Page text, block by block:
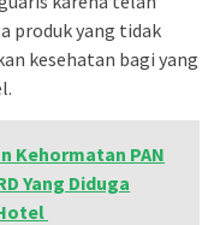
produk yang tidak
kesehatan bagi yang
Kehormatan PAN
Yang Diduga